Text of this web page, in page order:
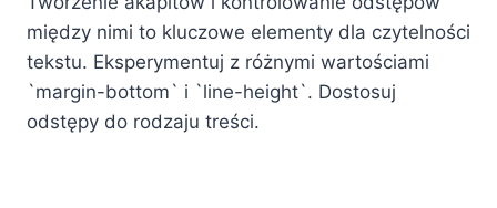
między nimi to kluczowe elementy dla czytelności
tekstu. Eksperymentuj z różnymi wartościami
`margin-bottom` i `line-height`. Dostosuj
odstępy do rodzaju treści.